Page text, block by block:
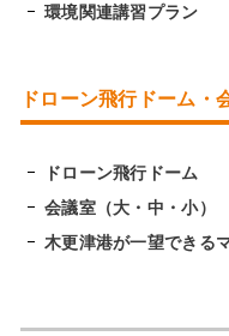
環境関連講習プラン
ドローン飛行ドーム・
ドローン飛行ドーム
会議室（大・中・小）
木更津港が一望できる